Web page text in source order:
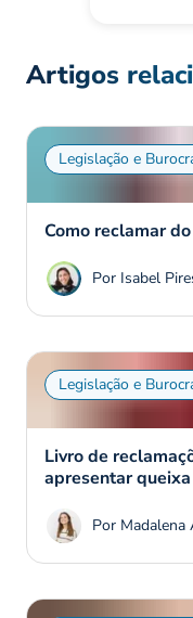
Artigos
Legislação e
Como reclamar
Por Isabel
Legislação e
Livro de
apresentar queixa
Por Madalena